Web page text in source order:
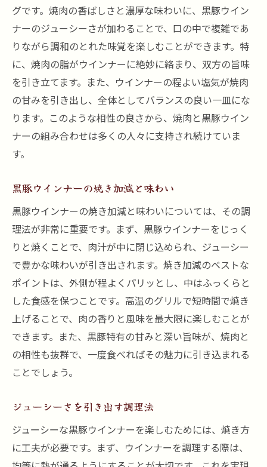
グです。焼肉の香ばしさと濃厚な味わいに、黒豚ウイン
ナーのジューシーさが加わることで、口の中で複雑であ
りながら調和のとれた味覚を楽しむことができます。特
に、焼肉の脂がウインナーに絶妙に絡まり、双方の旨味
を引き立てます。また、ウインナーの程よい塩気が焼肉
の甘みを引き出し、全体としてバランスの良い一皿にな
ります。このような相性の良さから、焼肉と黒豚ウイン
ナーの組み合わせは多くの人々に支持され続けていま
す。
黒豚ウインナーの焼き加減と味わい
黒豚ウインナーの焼き加減と味わいについては、その調
理法が非常に重要です。まず、黒豚ウインナーをじっく
りと焼くことで、肉汁が中に閉じ込められ、ジューシー
で豊かな味わいが引き出されます。焼き加減のベストな
ポイントは、外側が程よくパリッとし、中はふっくらと
した食感を保つことです。高温のグリルで短時間で焼き
上げることで、肉の香りと風味を最大限に楽しむことが
できます。また、黒豚特有の甘みと深い旨味が、焼肉と
の相性も抜群で、一度食べればその魅力に引き込まれる
ことでしょう。
ジューシーさを引き出す調理法
ジューシーな黒豚ウインナーを楽しむためには、焼き方
に工夫が必要です。まず、ウインナーを調理する際は、